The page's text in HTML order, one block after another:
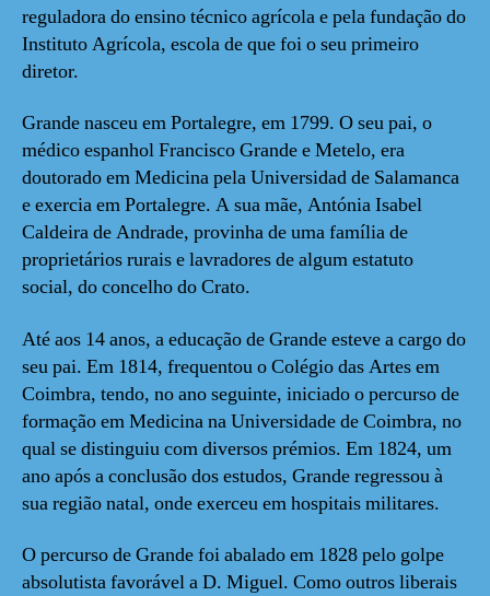
reguladora do ensino técnico agrícola e pela fundação do
Instituto Agrícola, escola de que foi o seu primeiro
diretor.
Grande nasceu em Portalegre, em 1799. O seu pai, o
médico espanhol Francisco Grande e Metelo, era
doutorado em Medicina pela Universidad de Salamanca
e exercia em Portalegre. A sua mãe, Antónia Isabel
Caldeira de Andrade, provinha de uma família de
proprietários rurais e lavradores de algum estatuto
social, do concelho do Crato.
Até aos 14 anos, a educação de Grande esteve a cargo do
seu pai. Em 1814, frequentou o Colégio das Artes em
Coimbra, tendo, no ano seguinte, iniciado o percurso de
formação em Medicina na Universidade de Coimbra, no
qual se distinguiu com diversos prémios. Em 1824, um
ano após a conclusão dos estudos, Grande regressou à
sua região natal, onde exerceu em hospitais militares.
O percurso de Grande foi abalado em 1828 pelo golpe
absolutista favorável a D. Miguel. Como outros liberais